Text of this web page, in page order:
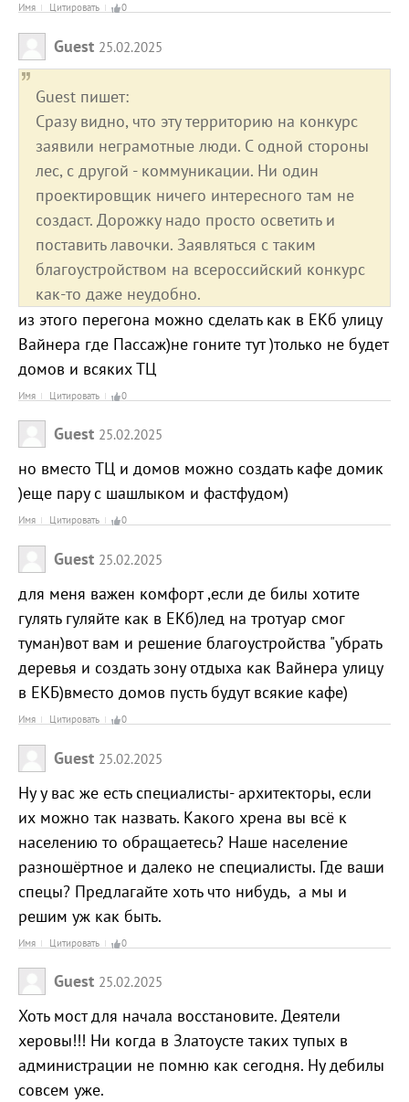
Имя Цитировать 0
Guest 25.02.2025
Guest пишет:
Сразу видно, что эту территорию на конкурс
заявили неграмотные люди. С одной стороны
лес, с другой - коммуникации. Ни один
проектировщик ничего интересного там не
создаст. Дорожку надо просто осветить и
поставить лавочки. Заявляться с таким
благоустройством на всероссийский конкурс
как-то даже неудобно.
из этого перегона можно сделать как в ЕКб улицу
Вайнера где Пассаж)не гоните тут )только не будет
домов и всяких ТЦ
Имя Цитировать 0
Guest 25.02.2025
но вместо ТЦ и домов можно создать кафе домик
)еще пару с шашлыком и фастфудом)
Имя Цитировать 0
Guest 25.02.2025
для меня важен комфорт ,если де билы хотите
гулять гуляйте как в ЕКб)лед на тротуар смог
туман)вот вам и решение благоустройства "убрать
деревья и создать зону отдыха как Вайнера улицу
в ЕКБ)вместо домов пусть будут всякие кафе)
Имя Цитировать 0
Guest 25.02.2025
Ну у вас же есть специалисты- архитекторы, если
их можно так назвать. Какого хрена вы всё к
населению то обращаетесь? Наше население
разношёртное и далеко не специалисты. Где ваши
спецы? Предлагайте хоть что нибудь, а мы и
решим уж как быть.
Имя Цитировать 0
Guest 25.02.2025
Хоть мост для начала восстановите. Деятели
херовы!!! Ни когда в Златоусте таких тупых в
администрации не помню как сегодня. Ну дебилы
совсем уже.